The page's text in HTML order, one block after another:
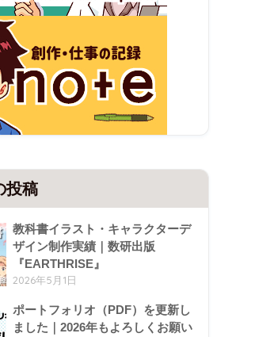
投稿
教科書イラスト・キャラクターデ
ザイン制作実績｜数研出版
『EARTHRISE』
2026年5月1日
ポートフォリオ（PDF）を更新し
ました｜2026年もよろしくお願い